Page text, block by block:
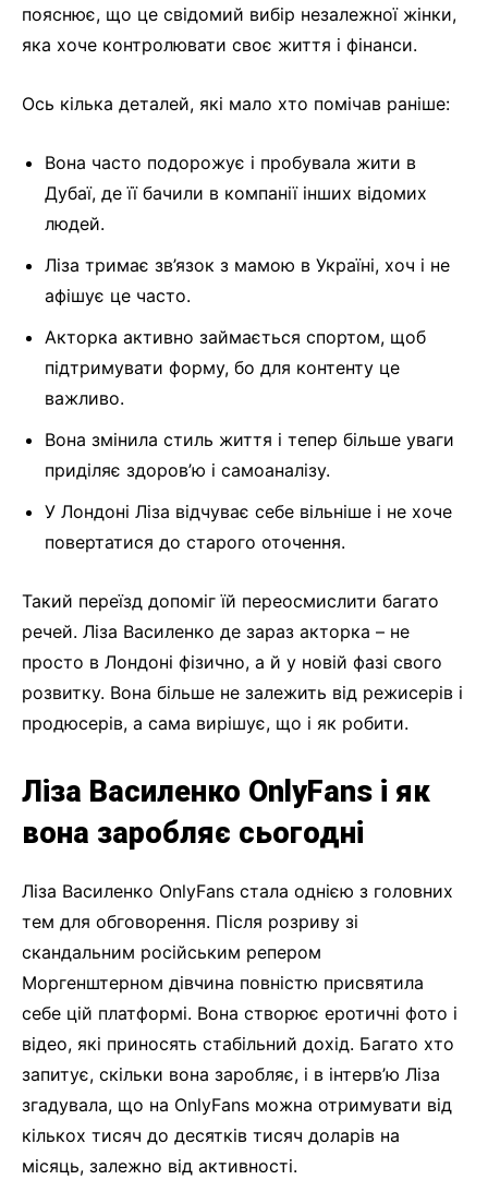
пояснює, що це свідомий вибір незалежної жінки,
яка хоче контролювати своє життя і фінанси.
Ось кілька деталей, які мало хто помічав раніше:
Вона часто подорожує і пробувала жити в
Дубаї, де її бачили в компанії інших відомих
людей.
Ліза тримає зв’язок з мамою в Україні, хоч і не
афішує це часто.
Акторка активно займається спортом, щоб
підтримувати форму, бо для контенту це
важливо.
Вона змінила стиль життя і тепер більше уваги
приділяє здоров’ю і самоаналізу.
У Лондоні Ліза відчуває себе вільніше і не хоче
повертатися до старого оточення.
Такий переїзд допоміг їй переосмислити багато
речей. Ліза Василенко де зараз акторка – не
просто в Лондоні фізично, а й у новій фазі свого
розвитку. Вона більше не залежить від режисерів і
продюсерів, а сама вирішує, що і як робити.
Ліза Василенко OnlyFans і як
вона заробляє сьогодні
Ліза Василенко OnlyFans стала однією з головних
тем для обговорення. Після розриву зі
скандальним російським репером
Моргенштерном дівчина повністю присвятила
себе цій платформі. Вона створює еротичні фото і
відео, які приносять стабільний дохід. Багато хто
запитує, скільки вона заробляє, і в інтерв’ю Ліза
згадувала, що на OnlyFans можна отримувати від
кількох тисяч до десятків тисяч доларів на
місяць, залежно від активності.